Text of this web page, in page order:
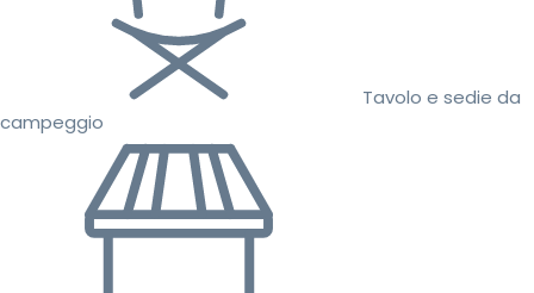
Tavolo e sedie da
campeggio